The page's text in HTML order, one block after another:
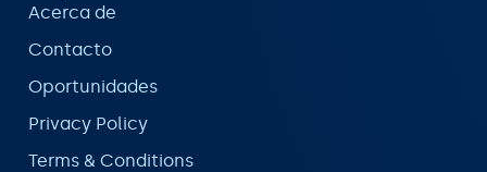
Acerca de
Contacto
Oportunidades
Privacy Policy
Terms & Conditions